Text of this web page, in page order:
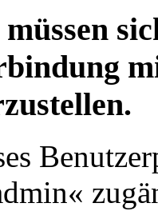
müssen